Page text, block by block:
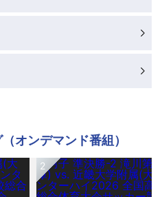
オンデマンド番組）